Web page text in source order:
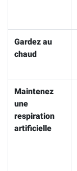
Gardez au
chaud
Maintenez
une
respiration
artificielle